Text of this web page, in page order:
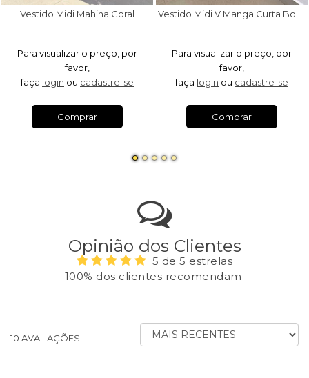
Vestido Midi Mahina Coral
Para visualizar o preço, por
favor,
faça login ou cadastre-se
Comprar
Para visualizar o preço, por
favor,
faça login ou cadastre-se
Comprar
Opinião dos Clientes
5 de 5 estrelas
100% dos clientes recomendam
10 AVALIAÇÕES
ORDENAR
AVALIAÇÕES